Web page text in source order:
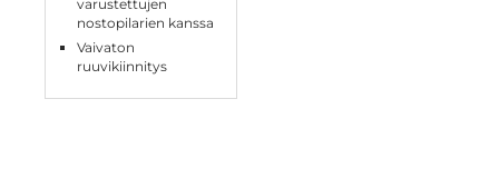
varustettujen
nostopilarien kanssa
Vaivaton
ruuvikiinnitys